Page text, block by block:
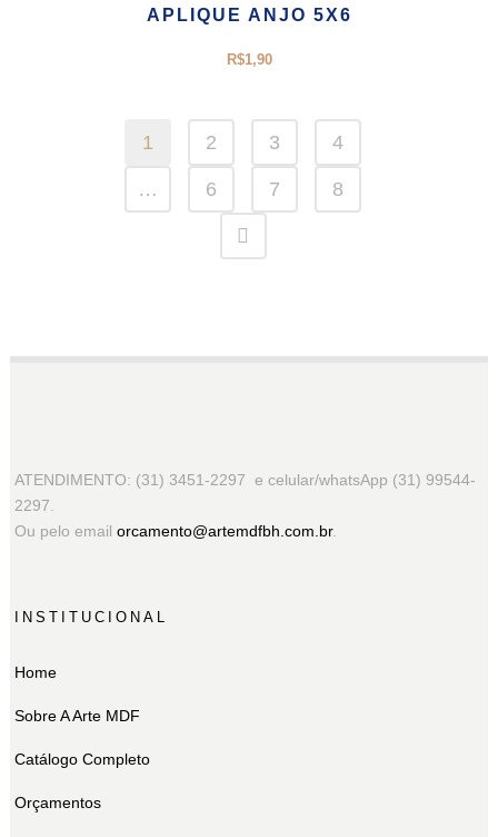
APLIQUE ANJO 5X6
R$1,90
1 2 3 4
… 6 7 8
ATENDIMENTO: (31) 3451-2297 e celular/whatsApp (31) 99544-
2297.
Ou pelo emailorcamento@artemdfbh.com.br.
INSTITUCIONAL
Home
Sobre A Arte MDF
Catálogo Completo
Orçamentos